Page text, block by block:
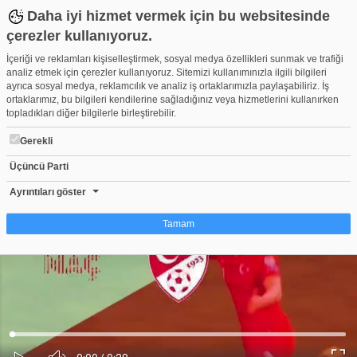
Daha iyi hizmet vermek için bu websitesinde
çerezler kullanıyoruz.
İçeriği ve reklamları kişiselleştirmek, sosyal medya özellikleri sunmak ve trafiği
analiz etmek için çerezler kullanıyoruz. Sitemizi kullanımınızla ilgili bilgileri
ayrıca sosyal medya, reklamcılık ve analiz iş ortaklarımızla paylaşabiliriz. İş
ortaklarımız, bu bilgileri kendilerine sağladığınız veya hizmetlerini kullanırken
topladıkları diğer bilgilerle birleştirebilir.
Gerekli
Üçüncü Parti
Ayrıntıları göster
Tamam
Çerez nedir?
Çerezler, web-sitelerinin, kullanıcıların deneyimlerini daha verimli hale getirmek
amacıyla kullandığı küçük metin dosyalarıdır. Yasalara göre, bu sitenin
işletilmesi için kesinlikle gerekli olan çerezleri cihazınıza yerleştirebiliyoruz.
Diğer çerez türleri için sizden izin almamız gerekiyor. Bu site farklı çerez türleri
kullanmaktadır. Bazı çerezler, sayfalarımızda yer alan üçüncü şahıs hizmetleri
tarafından yerleştirilir. İzniniz şu alanlar için geçerlidir: web.tv
Ses
Yüklendi:
Yükleniyor:
Bakan Kasapoğlu'ndan 'Evde kal' videosu